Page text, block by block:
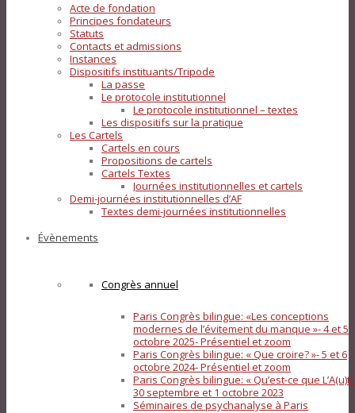
Acte de fondation
Principes fondateurs
Statuts
Contacts et admissions
Instances
Dispositifs instituants/Tripode
La passe
Le protocole institutionnel
Le protocole institutionnel – textes
Les dispositifs sur la pratique
Les Cartels
Cartels en cours
Propositions de cartels
Cartels Textes
Journées institutionnelles et cartels
Demi-journées institutionnelles d’AF
Textes demi-journées institutionnelles
Évènements
Congrès annuel
Paris Congrès bilingue: «Les conceptions
modernes de l’évitement du manque »- 4 et 5
octobre 2025- Présentiel et zoom
Paris Congrès bilingue: « Que croire? »- 5 et 6
octobre 2024- Présentiel et zoom
Paris Congrès bilingue: « Qu’est-ce que
30 septembre et 1 octobre 2023
Séminaires de psychanalyse à Paris